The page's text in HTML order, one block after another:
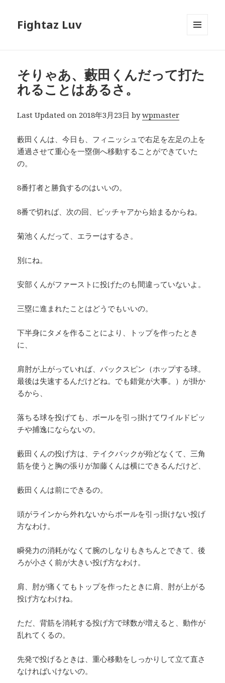
Fightaz Luv
そりゃあ、藪田くんだって打た
れることはあるさ。
Last Updated on 2018年3月23日 bywpmaster
藪田くんは、今日も、フィニッシュで右足を左足の上を
通過させて重心を一塁側へ移動することができていた
の。
8番打者と勝負するのはいいの。
8番で切れば、次の回、ピッチャアから始まるからね。
菊池くんだって、エラーはするさ。
別にね。
安部くんがファーストに投げたのも間違っていないよ。
三塁に進まれたことはどうでもいいの。
下半身にタメを作ることにより、トップを作ったとき
に、
肩肘が上がっていれば、バックスピン（ホップする球。
最後は失速するんだけどね。でも錯覚が大事。）が掛か
るから、
落ちる球を投げても、ボールを引っ掛けてワイルドピッ
チや捕逸にならないの。
藪田くんの投げ方は、テイクバックが殆どなくて、三角
筋を使うと胸の張りが加藤くんは横にできるんだけど、
藪田くんは前にできるの。
頭がラインから外れないからボールを引っ掛けない投げ
方なわけ。
瞬発力の消耗がなくて腕のしなりもきちんとできて、後
ろが小さく前が大きい投げ方なわけ。
肩、肘が痛くてもトップを作ったときに肩、肘が上がる
投げ方なわけね。
ただ、背筋を消耗する投げ方で球数が増えると、動作が
乱れてくるの。
先発で投げるときは、重心移動をしっかりして立て直さ
なければいけないの。